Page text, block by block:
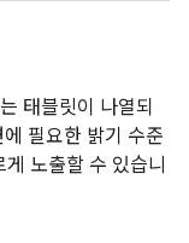
태블릿이 나열되
필요한 밝기 수준
노출할 수 있습니